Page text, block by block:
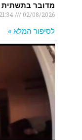
מדובר
02/08/2026
לסיפור המלא »